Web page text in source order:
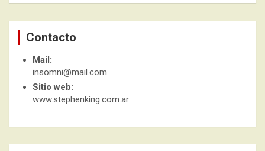
Contacto
Mail:
insomni@mail.com
Sitio web:
www.stephenking.com.ar